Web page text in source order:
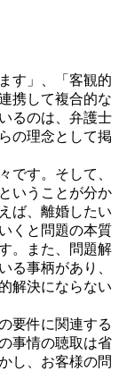
す」、「客観的
携して複合的な
るのは、弁護士
の理念として掲
です。そして、
いうことが分か
ば、離婚したい
くと問題の本質
。また、問題解
る事柄があり、
解決にならない
要件に関連する
事情の聴取は省
し、お客様の問